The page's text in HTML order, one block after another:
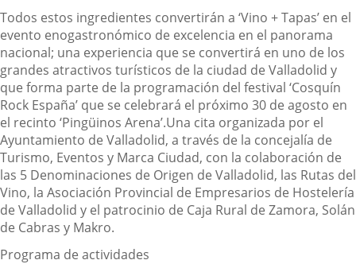
Todos estos ingredientes convertirán a ‘Vino + Tapas’ en el
evento enogastronómico de excelencia en el panorama
nacional; una experiencia que se convertirá en uno de los
grandes atractivos turísticos de la ciudad de Valladolid y
que forma parte de la programación del festival ‘Cosquín
Rock España’ que se celebrará el próximo 30 de agosto en
el recinto ‘Pingüinos Arena’.Una cita organizada por el
Ayuntamiento de Valladolid, a través de la concejalía de
Turismo, Eventos y Marca Ciudad, con la colaboración de
las 5 Denominaciones de Origen de Valladolid, las Rutas del
Vino, la Asociación Provincial de Empresarios de Hostelería
de Valladolid y el patrocinio de Caja Rural de Zamora, Solán
de Cabras y Makro.
Programa de actividades